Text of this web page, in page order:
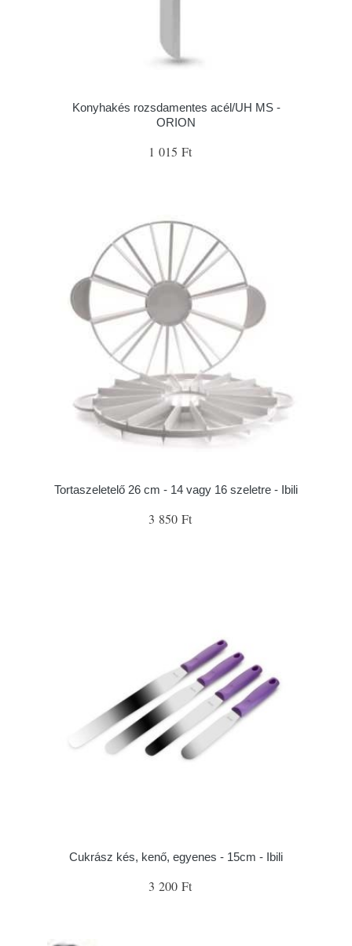
Konyhakés rozsdamentes acél/UH MS -
ORION
1 015 Ft
Tortaszeletelő 26 cm - 14 vagy 16 szeletre - Ibili
3 850 Ft
Cukrász kés, kenő, egyenes - 15cm - Ibili
3 200 Ft